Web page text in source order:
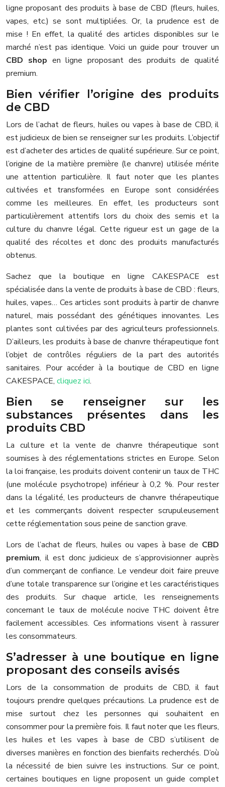
ligne proposant des produits à base de CBD (fleurs, huiles,
vapes, etc.) se sont multipliées. Or, la prudence est de
mise ! En effet, la qualité des articles disponibles sur le
marché n’est pas identique. Voici un guide pour trouver un
CBD shop en ligne proposant des produits de qualité
premium.
Bien vérifier l’origine des produits
de CBD
Lors de l’achat de fleurs, huiles ou vapes à base de CBD, il
est judicieux de bien se renseigner sur les produits. L’objectif
est d’acheter des articles de qualité supérieure. Sur ce point,
l’origine de la matière première (le chanvre) utilisée mérite
une attention particulière. Il faut noter que les plantes
cultivées et transformées en Europe sont considérées
comme les meilleures. En effet, les producteurs sont
particulièrement attentifs lors du choix des semis et la
culture du chanvre légal. Cette rigueur est un gage de la
qualité des récoltes et donc des produits manufacturés
obtenus.
Sachez que la boutique en ligne CAKESPACE est
spécialisée dans la vente de produits à base de CBD : fleurs,
huiles, vapes… Ces articles sont produits à partir de chanvre
naturel, mais possédant des génétiques innovantes. Les
plantes sont cultivées par des agriculteurs professionnels.
D’ailleurs, les produits à base de chanvre thérapeutique font
l’objet de contrôles réguliers de la part des autorités
sanitaires. Pour accéder à la boutique de CBD en ligne
CAKESPACE, cliquez ici.
Bien se renseigner sur les
substances présentes dans les
produits CBD
La culture et la vente de chanvre thérapeutique sont
soumises à des réglementations strictes en Europe. Selon
la loi française, les produits doivent contenir un taux de THC
(une molécule psychotrope) inférieur à 0,2 %. Pour rester
dans la légalité, les producteurs de chanvre thérapeutique
et les commerçants doivent respecter scrupuleusement
cette réglementation sous peine de sanction grave.
Lors de l’achat de fleurs, huiles ou vapes à base de CBD
premium, il est donc judicieux de s’approvisionner auprès
d’un commerçant de confiance. Le vendeur doit faire preuve
d’une totale transparence sur l’origine et les caractéristiques
des produits. Sur chaque article, les renseignements
concernant le taux de molécule nocive THC doivent être
facilement accessibles. Ces informations visent à rassurer
les consommateurs.
S’adresser à une boutique en ligne
proposant des conseils avisés
Lors de la consommation de produits de CBD, il faut
toujours prendre quelques précautions. La prudence est de
mise surtout chez les personnes qui souhaitent en
consommer pour la première fois. Il faut noter que les fleurs,
les huiles et les vapes à base de CBD s’utilisent de
diverses manières en fonction des bienfaits recherchés. D’où
la nécessité de bien suivre les instructions. Sur ce point,
certaines boutiques en ligne proposent un guide complet